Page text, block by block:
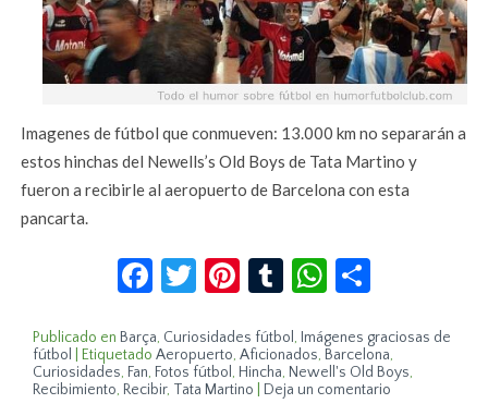
Imagenes de fútbol que conmueven: 13.000 km no separarán a
estos hinchas del Newells’s Old Boys de Tata Martino y
fueron a recibirle al aeropuerto de Barcelona con esta
pancarta.
Facebook
Twitter
Pinterest
TumblrWhatsApp
Publicado en Barça, Curiosidades fútbol, Imágenes graciosas de
fútbol
Etiquetado Aeropuerto,Aficionados, Barcelona,
Curiosidades, Fan, Fotos fútbol, Hincha, Newell's Old Boys,
Recibimiento, Recibir, Tata Martino Deja un comentario